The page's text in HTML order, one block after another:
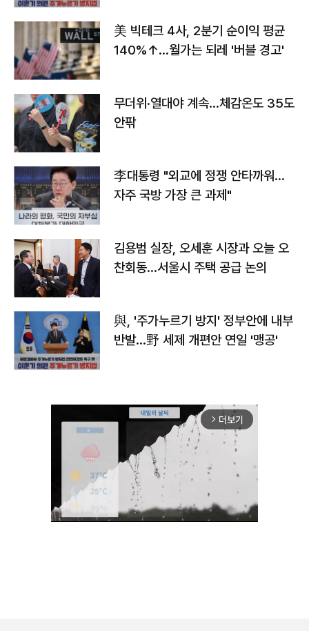
美 빅테크 4사, 2분기 순이익 평균
140%↑…월가는 되레 '버블 경고'
무더위·열대야 계속…체감온도 35도
안팎
李대통령 "외교에 정쟁 안타까워…
자주 국방 가장 큰 과제"
김용범 실장, 오세훈 시장과 오늘 오
찬회동...서울시 주택 공급 논의
與, '주가누르기 방지' 정부안에 내부
반발…野 세제 개편안 연일 '맹공'
arrow_forward_ios 더보기